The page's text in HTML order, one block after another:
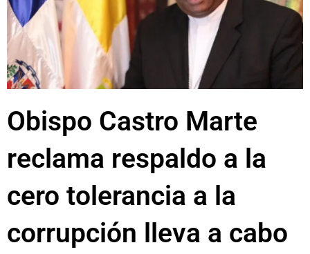
Obispo Castro Marte
reclama respaldo a la
cero tolerancia a la
corrupción lleva a cabo